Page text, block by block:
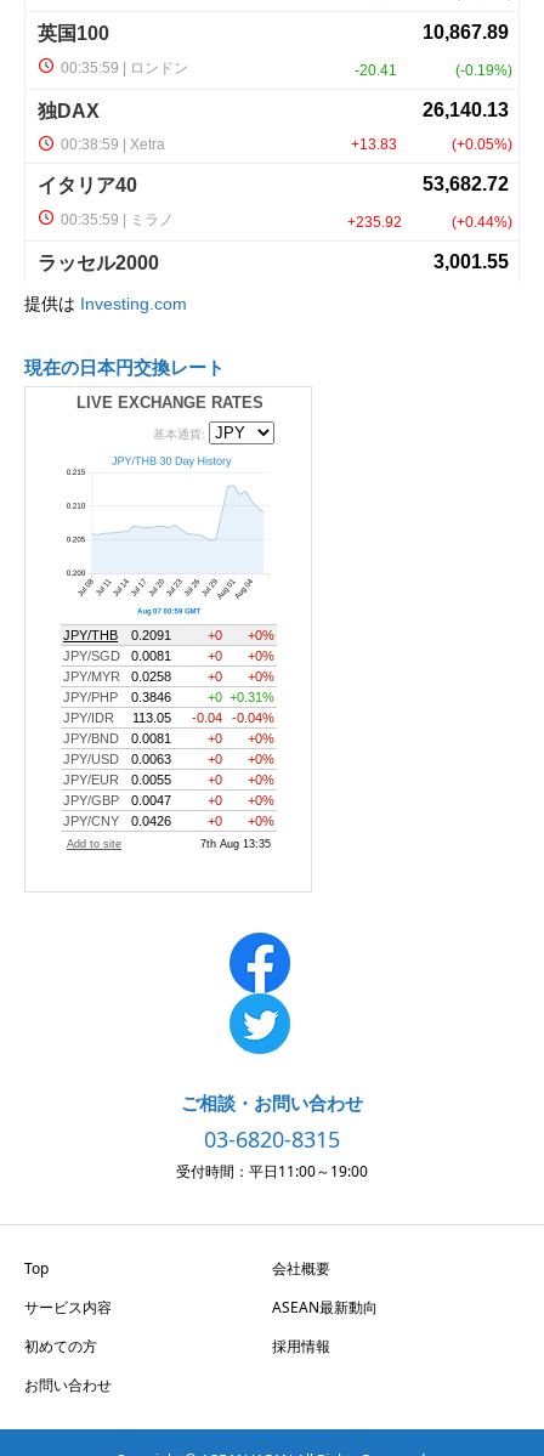
提供は Investing.com
現在の日本円交換レート
LIVE EXCHANGE RATES
ご相談・お問い合わせ
03-6820-8315
受付時間：平日11:00～19:00
Top
会社概要
サービス内容
ASEAN最新動向
初めての方
採用情報
お問い合わせ